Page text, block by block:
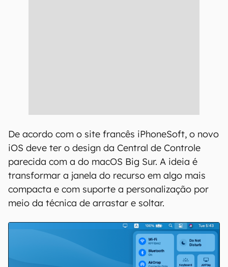
De acordo com o site francês iPhoneSoft, o novo
iOS deve ter o design da Central de Controle
parecida com a do macOS Big Sur. A ideia é
transformar a janela do recurso em algo mais
compacta e com suporte a personalização por
meio da técnica de arrastar e soltar.